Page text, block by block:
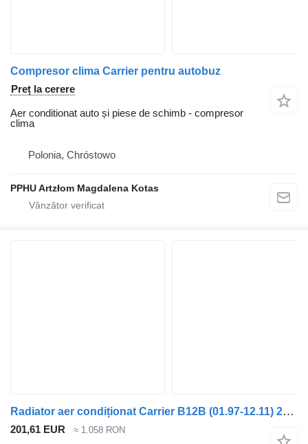
Compresor clima Carrier pentru autobuz
Preț la cerere
Aer conditionat auto și piese de schimb - compresor
clima
Polonia, Chróstowo
PPHU Artzłom Magdalena Kotas
Radiator aer condiționat Carrier B12B (01.97-12.11) 21112946 pentru autobuz Volvo B6, B7, B9, B10, B12 bus (1978-2011)
201,61 EUR ≈ 1.058 RON